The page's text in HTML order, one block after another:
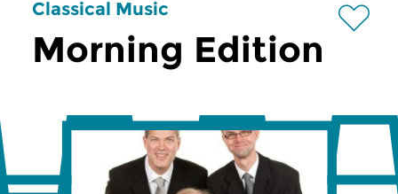
Classical Music
Morning Edition